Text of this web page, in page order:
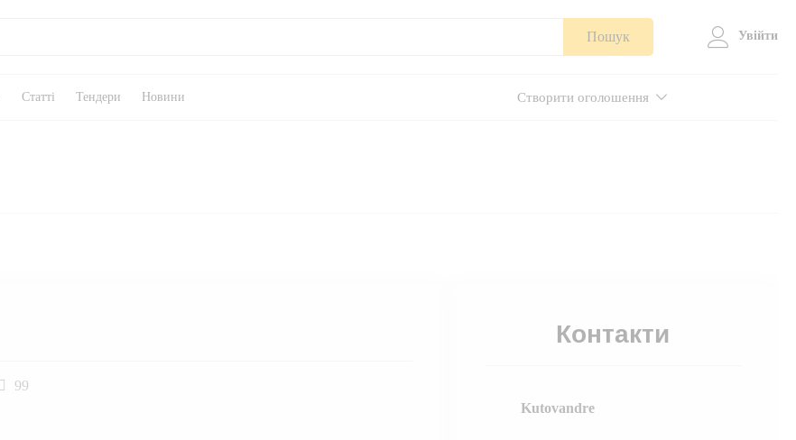
Пошук Увійти
Створити оголошення
Статті Тендери Новини
99
Контакти
Kutovandre